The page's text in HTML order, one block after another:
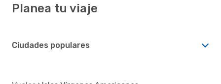
Planea tu viaje
Ciudades populares